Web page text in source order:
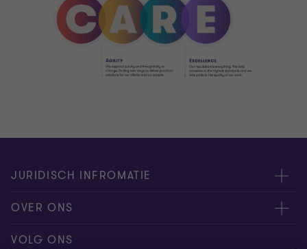
JURIDISCH INFROMATIE
Disclaimer
Privacyverklaring
OVER ONS
Over Ons
VOLG ONS